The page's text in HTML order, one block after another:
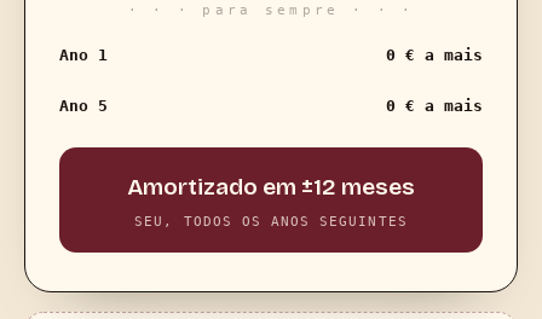
· · · para sempre · · ·
Ano 1 0 € a mais
Ano 5 0 € a mais
Amortizado em ±12 meses
SEU, TODOS OS ANOS SEGUINTES